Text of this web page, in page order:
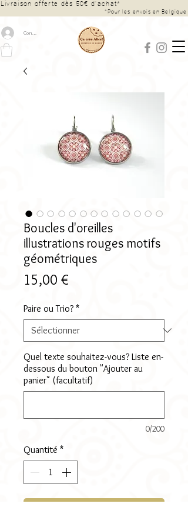
Connexion
Livraison offerte dès 50€ d’achat*
*Pour les envois en Belgique
Boucles d'oreilles
illustrations rouges motifs
géométriques
15,00 €
Paire ou Trio? *
Quel texte souhaitez-vous? Liste en-
dessous du bouton "Ajouter au
panier" (facultatif)
0/200
Quantité *